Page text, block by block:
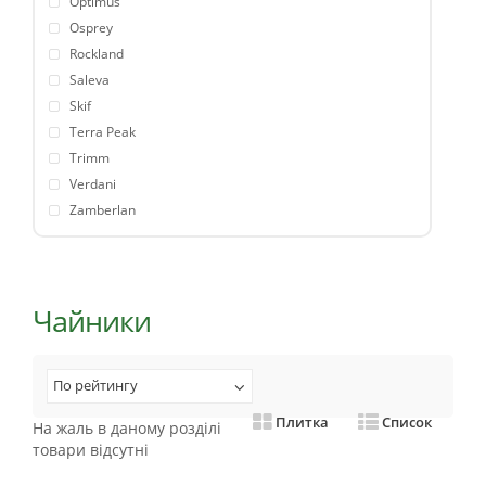
Osprey
Rockland
Saleva
Skif
Terra Peak
Trimm
Verdani
Zamberlan
Чайники
По рейтингу
Плитка
Список
На жаль в даному розділі
товари відсутні